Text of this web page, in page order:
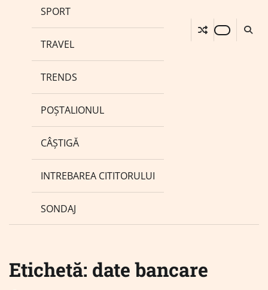
SPORT
TRAVEL
TRENDS
POȘTALIONUL
CÂȘTIGĂ
INTREBAREA CITITORULUI
SONDAJ
Etichetă: date bancare